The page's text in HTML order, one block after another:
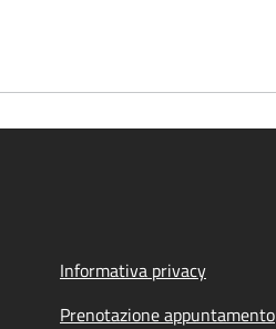
Informativa privacy
Prenotazione appuntamento